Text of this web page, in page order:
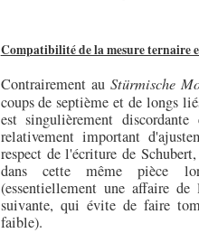
Compatibilité de la mesure ternaire
Contrairement auStürmische
coups de septième et de longs
est singulièrement
relativement important
respect de l'écriture de
dans cette même pièce
(essentiellement une affaire
suivante, qui évite de faire
faible).